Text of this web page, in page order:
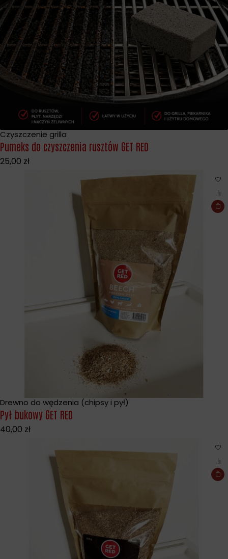
Czyszczenie grilla
Pumeks do czyszczenia rusztów GET RED
25,00 zł
Drewno do wędzenia (chipsy i pył)
Pył bukowy GET RED
40,00 zł